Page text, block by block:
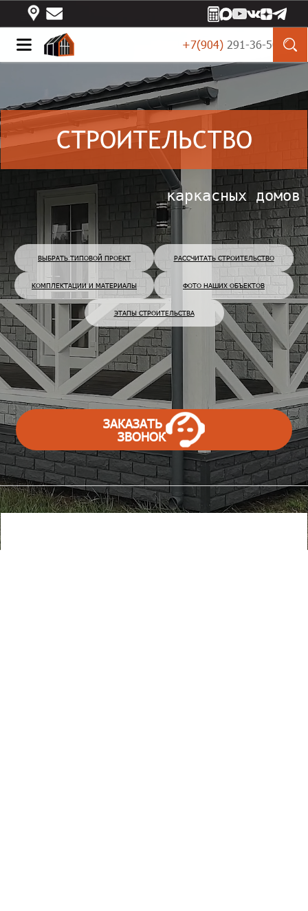
+7(904) 291-36-50
СТРОИТЕЛЬСТВО
каркасных домов
ВЫБРАТЬ ТИПОВОЙ ПРОЕКТ РАССЧИТАТЬ СТРОИТЕЛЬСТВО
КОМПЛЕКТАЦИИ И МАТЕРИАЛЫ ФОТО НАШИХ ОБЪЕКТОВ
ЭТАПЫ СТРОИТЕЛЬСТВА
ЗАКАЗАТЬ
ЗВОНОК